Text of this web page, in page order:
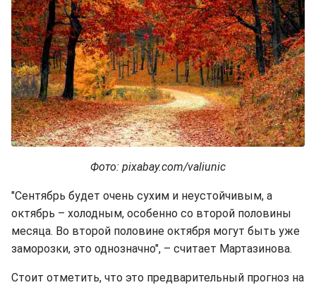
Фото: pixabay.com/valiunic
"Сентябрь будет очень сухим и неустойчивым, а
октябрь – холодным, особенно со второй половины
месяца. Во второй половине октября могут быть уже
заморозки, это однозначно", – считает Мартазинова.
Стоит отметить, что это предварительный прогноз на